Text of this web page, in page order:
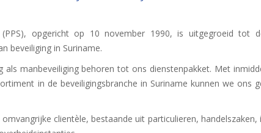
(PPS), opgericht op 10 november 1990, is uitgegroeid tot
beveiliging in Suriname.
als manbeveiliging behoren tot ons dienstenpakket. Met
in de beveiligingsbranche in Suriname kunnen we ons
clientѐle, bestaande uit particulieren, handelszaken,